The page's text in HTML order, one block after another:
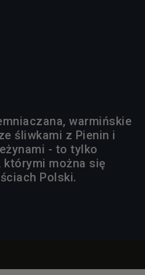
warmińskie
śliwkami z Pienin i
- to tylko
można się
Polski.